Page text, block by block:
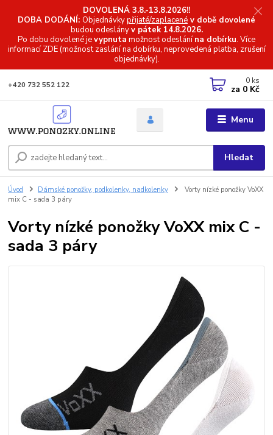
DOVOLENÁ 3.8.-13.8.2026!!
DOBA DODÁNÍ: Objednávkypřijaté/zaplacené v době dovolené
budou odeslányv pátek 14.8.2026.
Po dobu dovolené jevypnuta možnost odeslánína dobírku. Více
informacíZDE (možnost zaslání na dobírku, neprovedená platba, zrušení
objednávky).
Menu
Hledat
+420 732 552 122 0 ks
za 0 Kč
Úvod Dámské ponožky, podkolenky, nadkolenky
Vorty nízké ponožky VoXX
mix C - sada 3 páry
Vorty nízké ponožky VoXX mix C -
sada 3 páry